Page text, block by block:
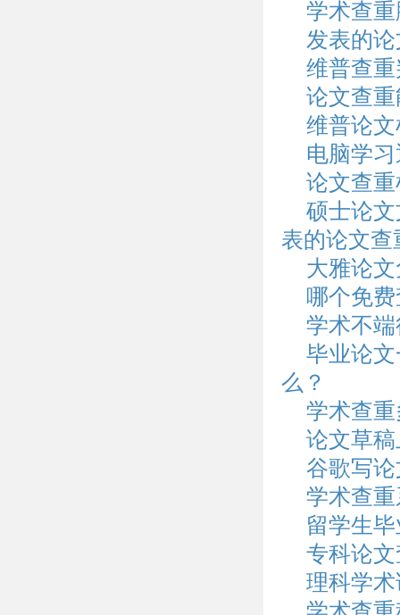
学术查
发表的
维普查
论文查
维普论
电脑学
论文查
硕士论
表的论文查
大雅论
哪个免
学术不
毕业论
么？
学术查
论文草
谷歌写
学术查
留学生
专科论
理科学